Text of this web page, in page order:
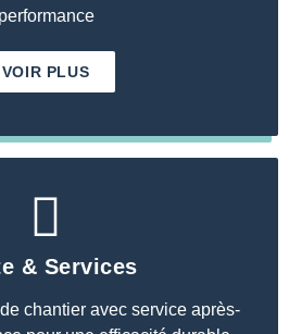
performance
VOIR PLUS
& Services
chantier avec service après-